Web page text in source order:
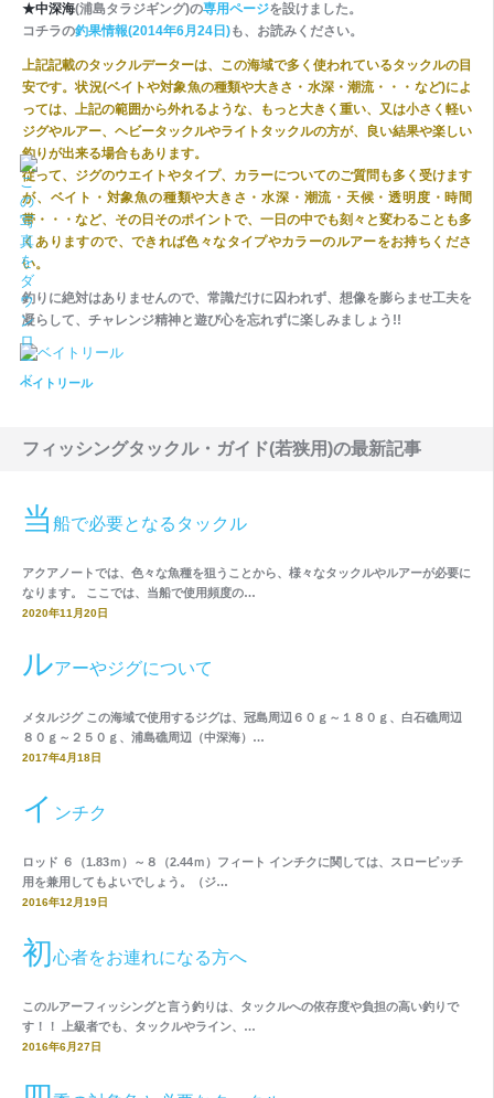
★中深海(浦島タラジギング)の専用ページを設けました。
コチラの釣果情報(2014年6月24日)も、お読みください。
上記記載のタックルデーターは、この海域で多く使われているタックルの目
安です。状況(ベイトや対象魚の種類や大きさ・水深・潮流・・・など)によ
っては、上記の範囲から外れるような、もっと大きく重い、又は小さく軽い
ジグやルアー、ヘビータックルやライトタックルの方が、良い結果や楽しい
釣りが出来る場合もあります。
従って、ジグのウエイトやタイプ、カラーについてのご質問も多く受けます
が、ベイト・ 対象魚の種類や大きさ・水深・潮流・ 天候 ・透明度・時間
帯・・・など、その日そのポイントで、一日の中でも刻々と変わることも多
くありますので、できれば色々なタイプやカラーのルアーをお持ちくださ
い。
釣りに絶対はありませんので、常識だけに囚われず、想像を膨らませ工夫を
凝らして、チャレンジ精神と遊び心を忘れずに楽しみましょう!!
ベイトリール
フィッシングタックル・ガイド(若狭用)の最新記事
当 船で必要となるタックル
アクアノートでは、色々な魚種を狙うことから、様々なタックルやルアーが必要に
なります。 ここでは、当船で使用頻度の…
2020年11月20日
ルアーやジグについて
メタルジグ この海域で使用するジグは、冠島周辺６０ｇ～１８０ｇ、白石礁周辺
８０ｇ～２５０ｇ、浦島礁周辺（中深海）…
2017年4月18日
イ ンチク
ロッド ６（1.83ｍ）～８（2.44ｍ）フィート インチクに関しては、スローピッチ
用を兼用してもよいでしょう。（ジ…
2016年12月19日
初心者をお連れになる方へ
このルアーフィッシングと言う釣りは、タックルへの依存度や負担の高い釣りで
す！！ 上級者でも、タックルやライン、…
2016年6月27日